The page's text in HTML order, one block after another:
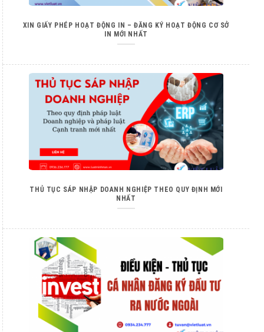
XIN GIẤY PHÉP HOẠT ĐỘNG IN – ĐĂNG KÝ HOẠT ĐỘNG CƠ SỞ
IN MỚI NHẤT
THỦ TỤC SÁP NHẬP DOANH NGHIỆP THEO QUY ĐỊNH MỚI
NHẤT